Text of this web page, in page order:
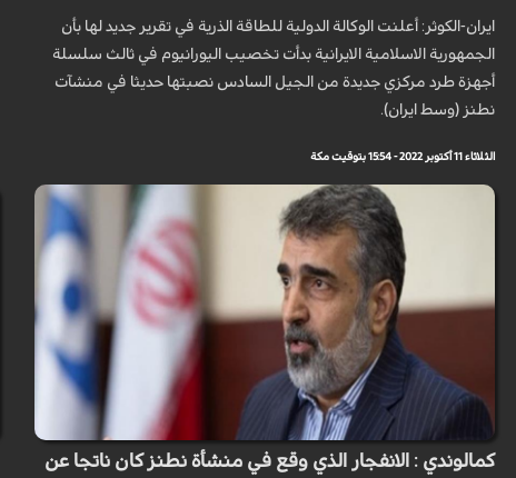
ايران-الكوثر: أعلنت الوكالة الدولية للطاقة الذرية في تقرير جديد لها بأن
الجمهورية الاسلامية الايرانية بدأت تخصيب اليورانيوم في ثالث سلسلة
أجهزة طرد مركزي جديدة من الجيل السادس نصبتها حديثا في منشآت
نطنز (وسط ايران).
الثلاثاء 11 أكتوبر 2022 - 15:54 بتوقيت مكة
كمالوندي : الانفجار الذي وقع في منشأة نطنز كان ناتجا عن